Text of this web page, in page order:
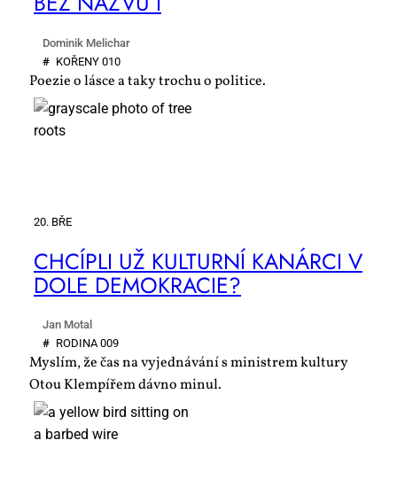
Dominik Melichar
# KO­ŘE­NY 010
Poezie o lásce a taky trochu o politice.
20. BŘE
CHCÍP­LI UŽ KUL­TUR­NÍ KA­NÁR­CI V
DO­LE DE­MO­KRA­CIE?
Jan Motal
# RO­DI­NA 009
Myslím, že čas na vyjednávání s ministrem kultury
Otou Klempířem dávno minul.